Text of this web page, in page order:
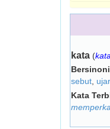
kata (
sebut ujar
Kata